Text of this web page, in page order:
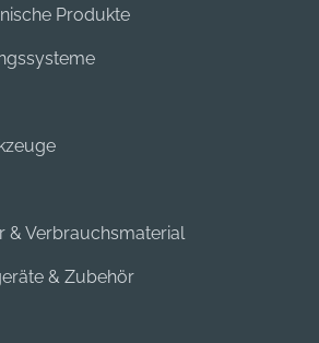
Produkte
& Verbrauchsmaterial
& Zubehör